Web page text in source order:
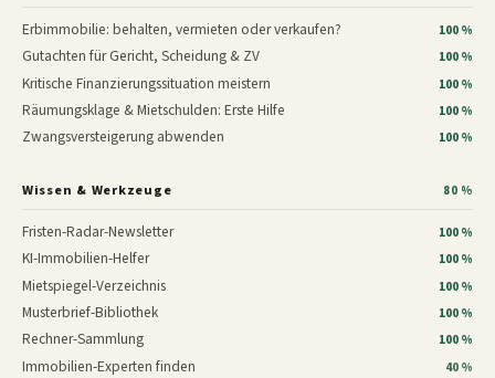
Erbimmobilie: behalten, vermieten oder verkaufen? 100 %
Gutachten für Gericht, Scheidung & ZV 100 %
Kritische Finanzierungssituation meistern 100 %
Räumungsklage & Mietschulden: Erste Hilfe 100 %
Zwangsversteigerung abwenden 100 %
Wissen & Werkzeuge 80 %
Fristen-Radar-Newsletter 100 %
KI-Immobilien-Helfer 100 %
Mietspiegel-Verzeichnis 100 %
Musterbrief-Bibliothek 100 %
Rechner-Sammlung 100 %
Immobilien-Experten finden 40 %